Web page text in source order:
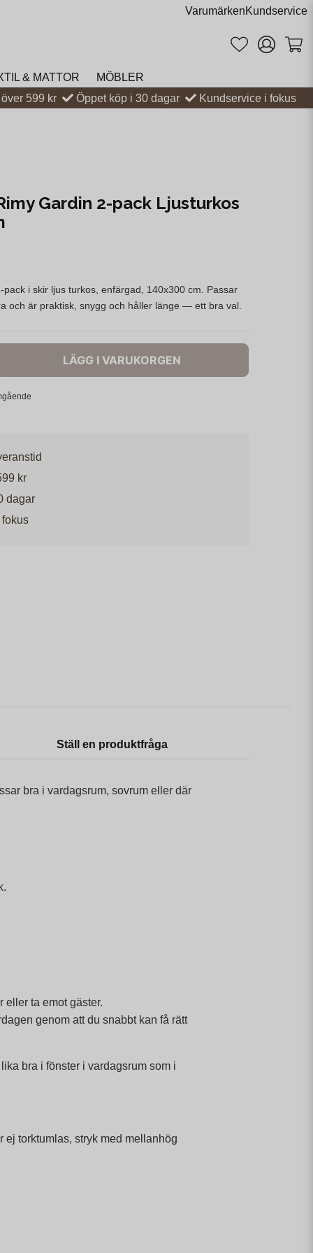
VarumärkenKundservice
& MATTOR
MÖBLER
599 kr
Öppet köp i 30 dagar Kundservice i fokus
Gardin 2-pack Ljusturkos
pack i skir ljus turkos, enfärgad, 140x300 cm. Passar
och är praktisk, snygg och håller länge — ett bra val.
LÄGG I VARUKORGEN
kr
dagar
Ställ en produktfråga
bra i vardagsrum, sovrum eller där
ta emot gäster.
genom att du snabbt kan få rätt
bra i fönster i vardagsrum som i
ej torktumlas, stryk med mellanhög